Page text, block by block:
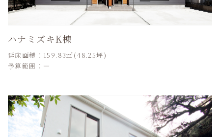
ハナミズキK棟
延床面積：159.83㎡(48.25坪)
予算範囲：―